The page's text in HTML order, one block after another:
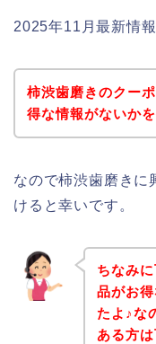
2025年11月最新情報
柿渋歯磨きのクー
得な情報がないか
なので柿渋歯磨きに
けると幸いです。
ちなみ
品がお
たよ♪な
ある方